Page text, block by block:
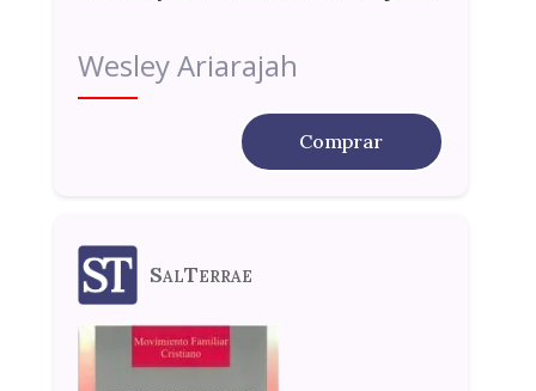
Wesley Ariarajah
Comprar
SalTerrae